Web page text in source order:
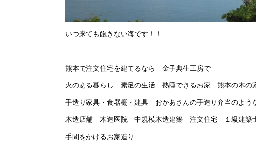
いつ来ても飽きない海です！！
熊本で注文住宅を建てるなら 金子典生工房で
火のある暮らし 素足の生活 熟睡できるお家 熊本の木
手造り家具・食器棚・建具 おかあさんの手造り弁当の
木造店舗 木造医院 中規模木造建築 注文住宅 １級建築
手間をかけるお家造り